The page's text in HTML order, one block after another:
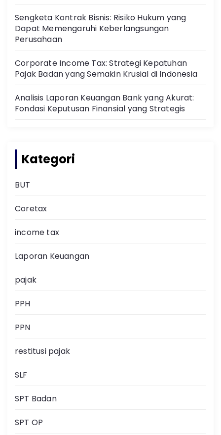
Sengketa Kontrak Bisnis: Risiko Hukum yang
Dapat Memengaruhi Keberlangsungan
Perusahaan
Corporate Income Tax: Strategi Kepatuhan
Pajak Badan yang Semakin Krusial di Indonesia
Analisis Laporan Keuangan Bank yang Akurat:
Fondasi Keputusan Finansial yang Strategis
Kategori
BUT
Coretax
income tax
Laporan Keuangan
pajak
PPH
PPN
restitusi pajak
SLF
SPT Badan
SPT OP